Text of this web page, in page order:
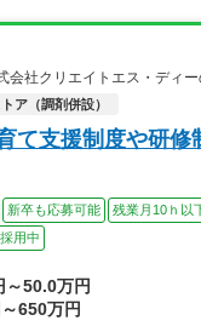
社クリエイトエス・ディー
ア（調剤併設）
て支援制度や研
新卒も応募可能 残業月10ｈ以
用中
～50.0万円
650万円